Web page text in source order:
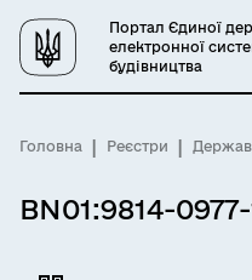
Портал Єдиної
електронної
будівництва
Головна Реєстри
BN01:9814-